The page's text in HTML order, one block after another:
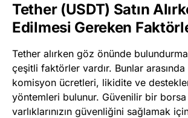
Tether (USDT) Satın
Edilmesi Gereken
Tether alırken göz önünde
çeşitli faktörler vardır. Bunlar
komisyon ücretleri, likidite ve
yöntemleri bulunur. Güvenilir bir
varlıklarınızın güvenliğini sağlamak